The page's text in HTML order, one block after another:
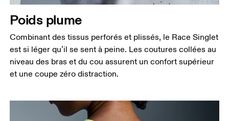
Poids plume
Combinant des tissus perforés et plissés, le Race Singlet
est si léger qu’il se sent à peine. Les coutures collées au
niveau des bras et du cou assurent un confort supérieur
et une coupe zéro distraction.